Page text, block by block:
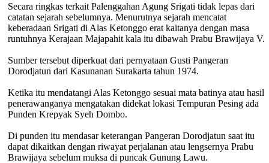
Secara ringkas terkait Palenggahan Agung Srigati tidak lepas dari
catatan sejarah sebelumnya. Menurutnya sejarah mencatat
keberadaan Srigati di Alas Ketonggo erat kaitanya dengan masa
runtuhnya Kerajaan Majapahit kala itu dibawah Prabu Brawijaya V.
Sumber tersebut diperkuat dari pernyataan Gusti Pangeran
Dorodjatun dari Kasunanan Surakarta tahun 1974.
Ketika itu mendatangi Alas Ketonggo sesuai mata batinya atau hasil
penerawanganya mengatakan didekat lokasi Tempuran Pesing ada
Punden Krepyak Syeh Dombo.
Di punden itu mendasar keterangan Pangeran Dorodjatun saat itu
dapat dikaitkan dengan riwayat perjalanan atau lengsernya Prabu
Brawijaya sebelum muksa di puncak Gunung Lawu.